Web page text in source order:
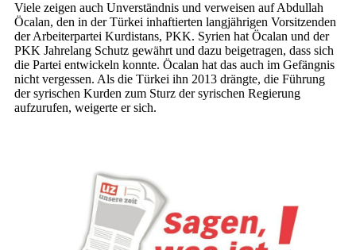
Viele zeigen auch Unverständnis und verweisen auf Abdullah
Öcalan, den in der Türkei inhaftierten langjährigen Vorsitzenden
der Arbeiterpartei Kurdistans, PKK. Syrien hat Öcalan und der
PKK Jahrelang Schutz gewährt und dazu beigetragen, dass sich
die Partei entwickeln konnte. Öcalan hat das auch im Gefängnis
nicht vergessen. Als die Türkei ihn 2013 drängte, die Führung
der syrischen Kurden zum Sturz der syrischen Regierung
aufzurufen, weigerte er sich.